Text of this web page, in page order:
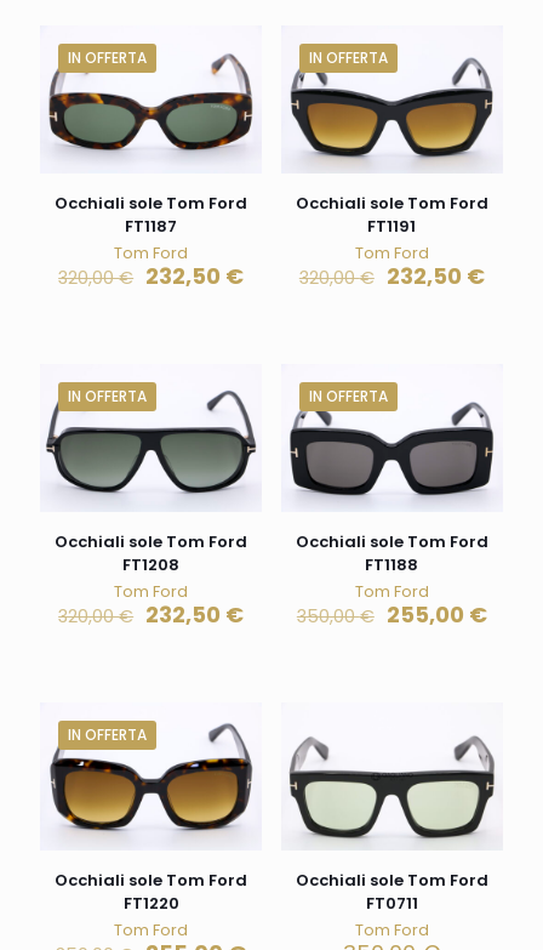
IN OFFERTA
Occhiali sole Tom Ford
FT1187
Tom Ford
320,00€ 232,50 €
IN OFFERTA
Occhiali sole Tom Ford
FT1191
Tom Ford
320,00€ 232,50 €
IN OFFERTA
Occhiali sole Tom Ford
FT1208
Tom Ford
320,00€ 232,50 €
IN OFFERTA
Occhiali sole Tom Ford
FT1188
Tom Ford
350,00€ 255,00 €
IN OFFERTA
Occhiali sole Tom Ford
FT1220
Tom Ford
Occhiali sole Tom Ford
FT0711
Tom Ford